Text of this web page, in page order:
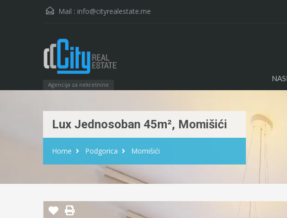
Mail : info@cityrealestate.me
Agencija za nekretnine
Lux Jednosoban 45m², Momišići
Home Podgorica Momišići